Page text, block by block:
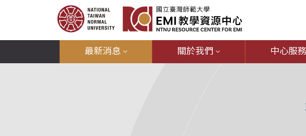
最新消息 關於我們 中心服務